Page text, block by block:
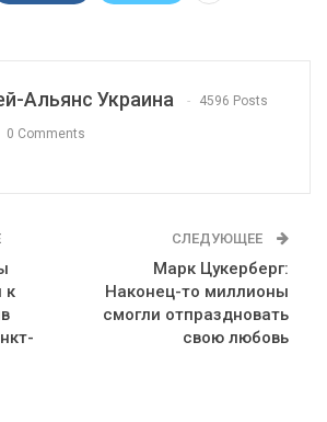
Альянс Украина 4596 Posts
0 Comments
к
СЛЕДУЮЩЕЕ
Марк Цукерберг:
Наконец-то миллионы
смогли отпраздновать
свою любовь